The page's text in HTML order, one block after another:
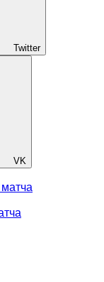
Twitter
VK